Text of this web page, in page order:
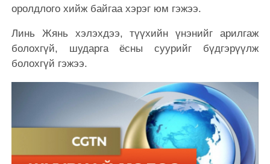
оролдлого хийж байгаа хэрэг юм гэжээ.
Линь Жянь хэлэхдээ, түүхийн үнэнийг арилгаж
болохгүй, шударга ёсны суурийг бүдгэрүүлж
болохгүй гэжээ.